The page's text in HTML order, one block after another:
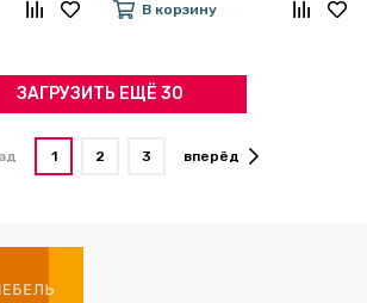
В корзину
ЗАГРУЗИТЬ ЕЩЁ 30
1 2 3 вперёд